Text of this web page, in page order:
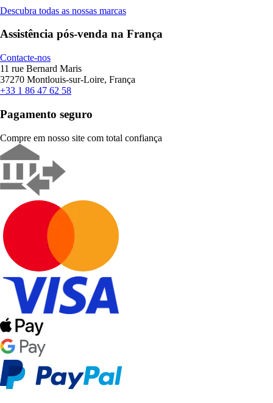
Descubra todas as nossas marcas
Assistência pós-venda na França
Contacte-nos
11 rue Bernard Maris
37270 Montlouis-sur-Loire, França
+33 1 86 47 62 58
Pagamento seguro
Compre em nosso site com total confiança